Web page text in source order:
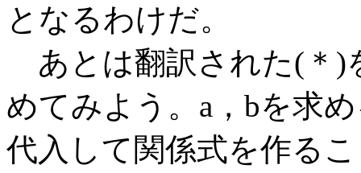
となるわけだ。
あとは翻訳された(＊)
めてみよう。a，bを求
代入して関係式を作る